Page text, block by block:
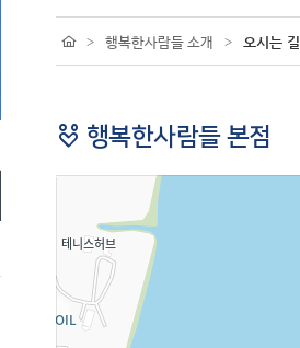
> 행복한사람들 소개 > 오시는 길
행복한사람들 본점